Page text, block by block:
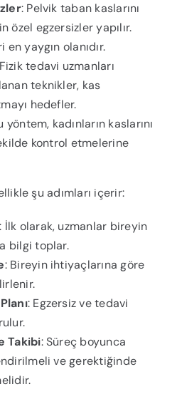
: Pelvik taban kaslarını
özel egzersizler yapılır.
en yaygın olanıdır.
tedavi uzmanları
teknikler, kas
hedefler.
yöntem, kadınların kaslarını
kontrol etmelerine
şu adımları içerir:
: İlk olarak, uzmanlar bireyin
bilgi toplar.
: Bireyin ihtiyaçlarına göre
: Egzersiz ve tedavi
Takibi: Süreç boyunca
ve gerektiğinde